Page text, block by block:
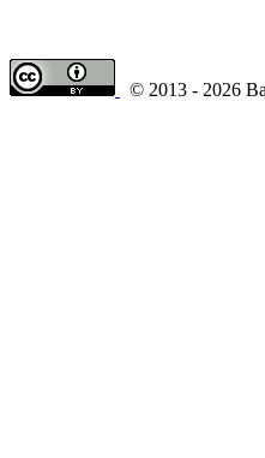
© 2013 - 2026